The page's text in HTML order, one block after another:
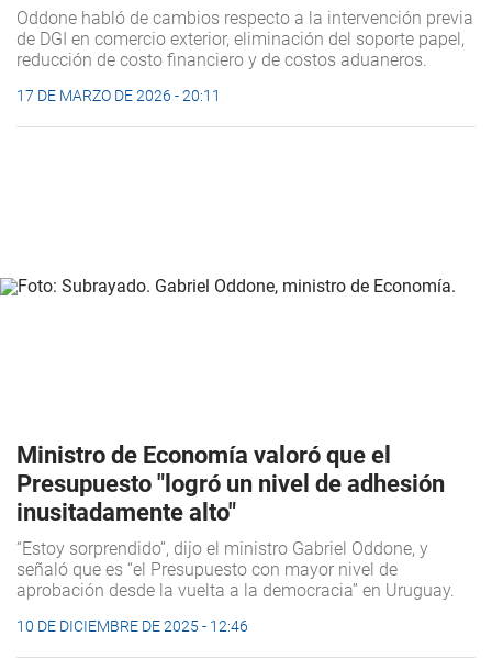
Oddone habló de cambios respecto a la intervención previa
de DGI en comercio exterior, eliminación del soporte papel,
reducción de costo financiero y de costos aduaneros.
17 DE MARZO DE 2026 - 20:11
Ministro de Economía valoró que el
Presupuesto "logró un nivel de adhesión
inusitadamente alto"
“Estoy sorprendido”, dijo el ministro Gabriel Oddone, y
señaló que es “el Presupuesto con mayor nivel de
aprobación desde la vuelta a la democracia” en Uruguay.
10 DE DICIEMBRE DE 2025 - 12:46